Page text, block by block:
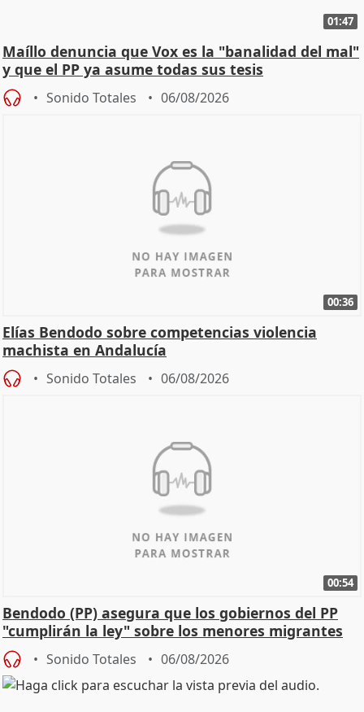
01:47
Maíllo denuncia que Vox es la "banalidad del mal"
y que el PP ya asume todas sus tesis
Sonido Totales 06/08/2026
00:36
Elías Bendodo sobre competencias violencia
machista en Andalucía
Sonido Totales 06/08/2026
00:54
Bendodo (PP) asegura que los gobiernos del PP
"cumplirán la ley" sobre los menores migrantes
Sonido Totales 06/08/2026